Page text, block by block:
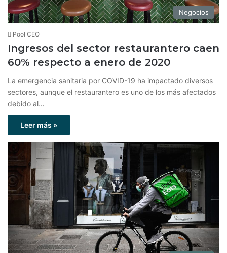
Negocios
Pool CEO
Ingresos del sector restaurantero caen
60% respecto a enero de 2020
La emergencia sanitaria por COVID-19 ha impactado diversos
sectores, aunque el restaurantero es uno de los más afectados
debido al…
Leer más »